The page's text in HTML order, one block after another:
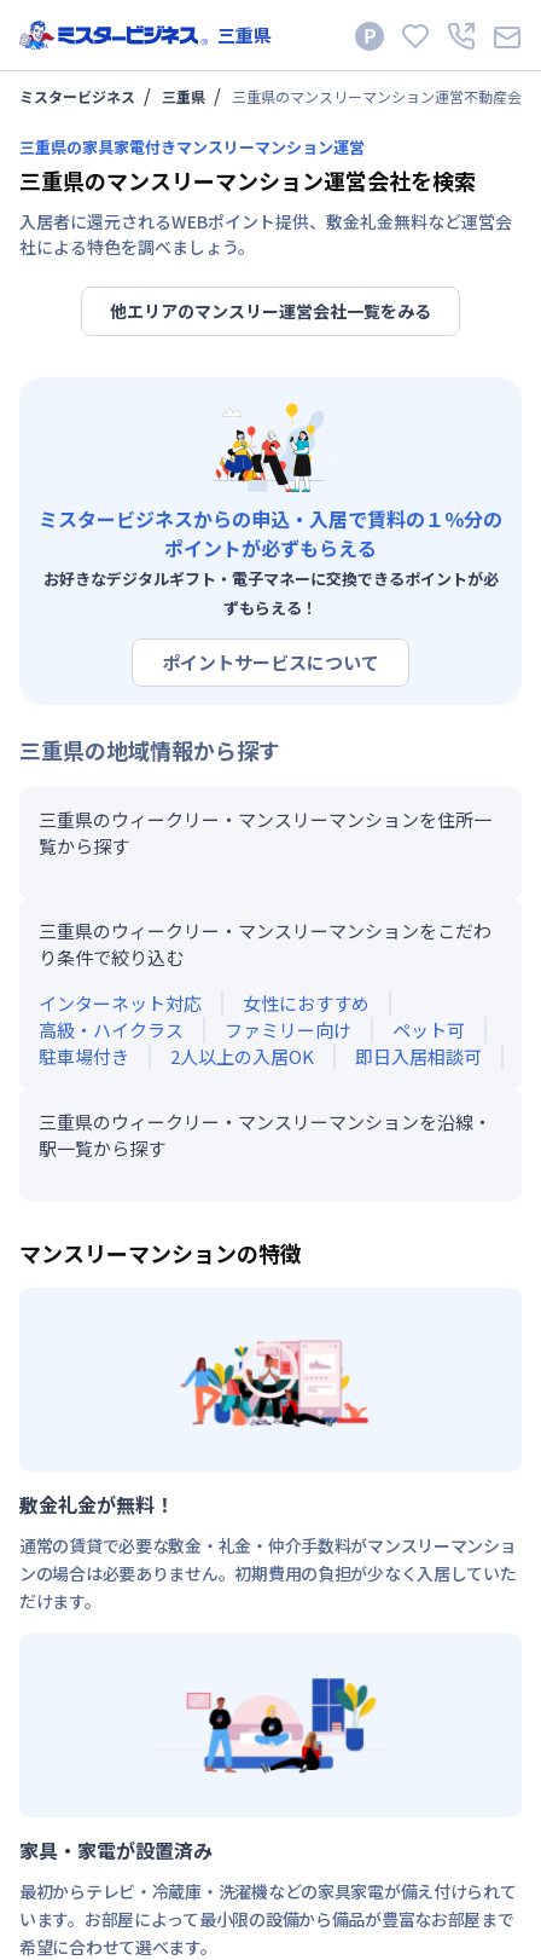
三重県
ミスタービジネス 三重県 三重県のマンスリーマンション運営不動産会社
三重県の家具家電付きマンスリーマンション運営
三重県のマンスリーマンション運営会社を検索
入居者に還元されるWEBポイント提供、敷金礼金無料など運営会
社による特色を調べましょう。
他エリアのマンスリー運営会社一覧をみる
ミスタービジネスからの申込・入居で賃料の１％分の
ポイントが必ずもらえる
お好きなデジタルギフト・電子マネーに交換できるポイントが必
ずもらえる！
ポイントサービスについて
三重県の地域情報から探す
三重県のウィークリー・マンスリーマンションを住所一
覧から探す
三重県のウィークリー・マンスリーマンションをこだわ
り条件で絞り込む
インターネット対応
女性におすすめ
高級・ハイクラス
ファミリー向け
ペット可
駐車場付き
2人以上の入居OK 即日入居相談可
三重県のウィークリー・マンスリーマンションを沿線・
駅一覧から探す
マンスリーマンションの特徴
敷金礼金が無料！
通常の賃貸で必要な敷金・礼金・仲介手数料がマンスリーマンショ
ンの場合は必要ありません。初期費用の負担が少なく入居していた
だけます。
家具・家電が設置済み
最初からテレビ・冷蔵庫・洗濯機などの家具家電が備え付けられて
います。お部屋によって最小限の設備から備品が豊富なお部屋まで
希望に合わせて選べます。